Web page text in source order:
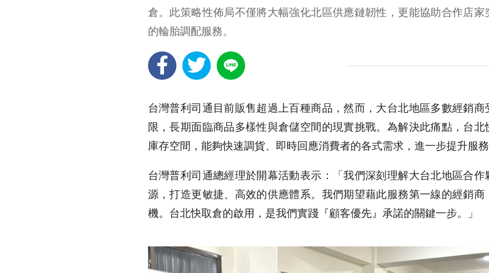
倉。此策略性佈局不僅將大幅強化北區供應鏈韌性，更能協助合作店
的輪胎調配服務。
台灣普利司通目前販售超過上百種商品，然而，大台北地區多數經銷
限，長期面臨商品多樣性與倉儲空間的現實挑戰。為解決此痛點，台
庫存空間，能夠快速調貨、即時回應消費者的各式需求，進一步提升服務
台灣普利司通總經理於開幕活動表示：「我們深刻理解大台北地區合
源，打造更敏捷、高效的供應體系。我們期望藉此服務第一線的經銷
機。台北快取倉的啟用，是我們實踐『顧客優先』承諾的關鍵一步。」